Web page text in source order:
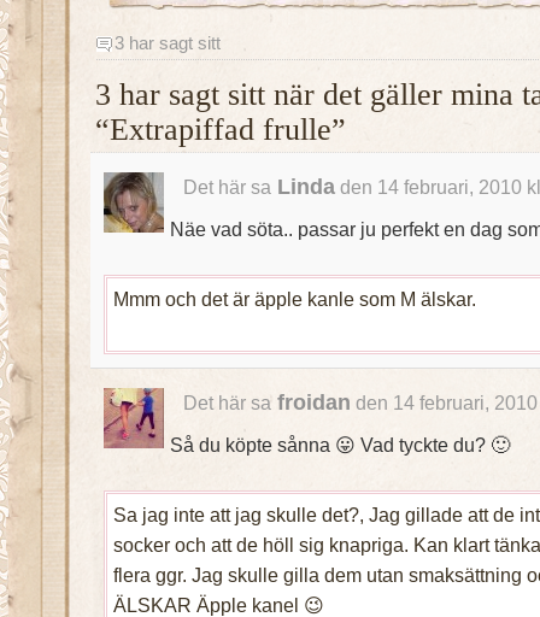
3 har sagt sitt
3 har sagt sitt när det gäller mina
“Extrapiffad frulle”
Det här sa Lindaden 14 februari, 2010
Näe vad söta.. passar ju perfekt en dag
Mmm och det är äpple kanle som M älskar.
Det här sa froidan den 14 februari,
Så du köpte sånna 😛 Vad tyckte du? 🙂
Sa jag inte att jag skulle det?, Jag gillade att de
socker och att de höll sig knapriga. Kan klart
flera ggr. Jag skulle gilla dem utan smaksättning
ÄLSKAR Äpple kanel 😉